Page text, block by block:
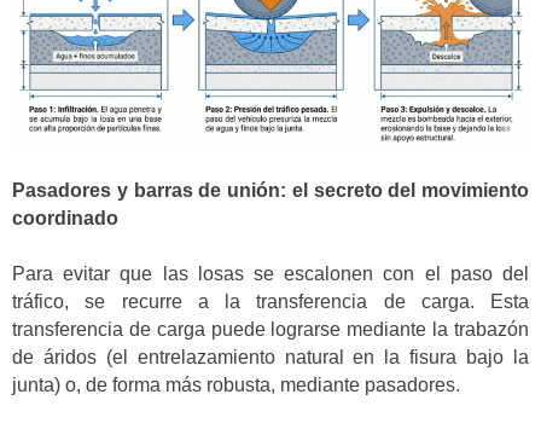
Pasadores y barras de unión: el secreto del movimiento
coordinado
Para evitar que las losas se escalonen con el paso del
tráfico, se recurre a la transferencia de carga. Esta
transferencia de carga puede lograrse mediante la trabazón
de áridos (el entrelazamiento natural en la fisura bajo la
junta) o, de forma más robusta, mediante pasadores.